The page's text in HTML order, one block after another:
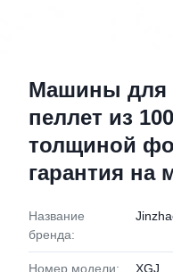
Машины для
пеллет из
толщиной
гарантия на
Название
бренда:
Номер модели: XGJ